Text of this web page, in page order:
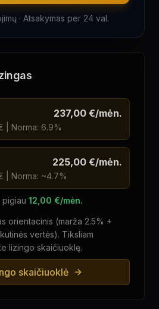
· Atsakymas per 24 val.
237,00 €/mėn.
| Norma: 6.9%
225,00 €/mėn.
| Norma: ~4.7%
pigiau 12,00 €/mėn.
orientacinis (marža 2.5% +
vertės). Tiksliam
lizingo skaičiuoklę.
skaičiuoklė